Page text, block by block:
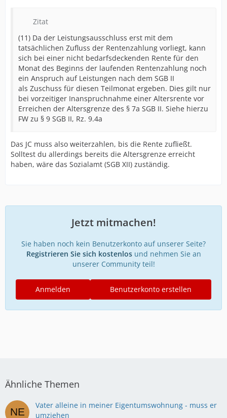
Zitat
(11) Da der Leistungsausschluss erst mit dem
tatsächlichen Zufluss der Rentenzahlung vorliegt, kann
sich bei einer nicht bedarfsdeckenden Rente für den
Monat des Beginns der laufenden Rentenzahlung noch
ein Anspruch auf Leistungen nach dem SGB II
als Zuschuss für diesen Teilmonat ergeben. Dies gilt nur
bei vorzeitiger Inanspruchnahme einer Altersrente vor
Erreichen der Altersgrenze des § 7a SGB II. Siehe hierzu
FW zu § 9 SGB II, Rz. 9.4a
Das JC muss also weiterzahlen, bis die Rente zufließt.
Solltest du allerdings bereits die Altersgrenze erreicht
haben, wäre das Sozialamt (SGB XII) zuständig.
Jetzt mitmachen!
Sie haben noch kein Benutzerkonto auf unserer Seite?
Registrieren Sie sich kostenlosund nehmen Sie an
unserer Community teil!
Benutzerkonto erstellen
Anmelden
Ähnliche Themen
Vater alleine in meiner Eigentumswohnung - muss er
umziehen